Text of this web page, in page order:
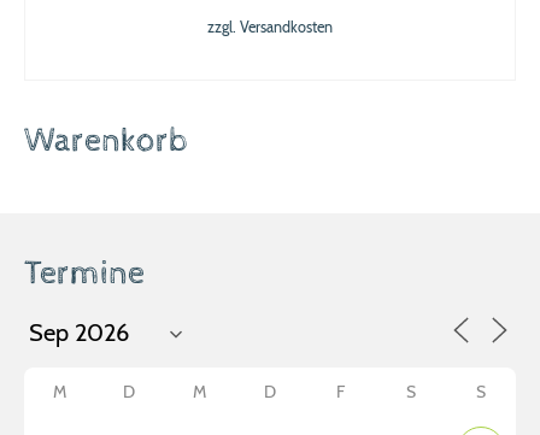
zzgl. Versandkosten
Warenkorb
Termine
M D M D F S S